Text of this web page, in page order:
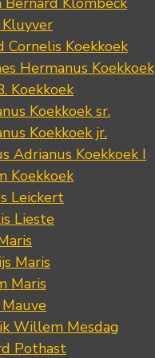
Cornelis Koekkoek
Hermanus Koekkoek
Koekkoek
Koekkoek sr.
Koekkoek jr.
Adrianus Koekkoek I
Koekkoek
Leickert
Lieste
Maris
Maris
Willem Mesdag
Pothast